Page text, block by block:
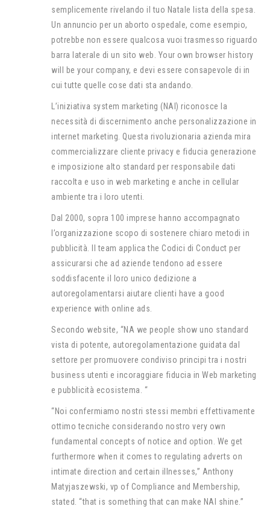
semplicemente rivelando il tuo Natale lista della spesa.
Un annuncio per un aborto ospedale, come esempio,
potrebbe non essere qualcosa vuoi trasmesso riguardo
barra laterale di un sito web. Your own browser history
will be your company, e devi essere consapevole di in
cui tutte quelle cose dati sta andando.
L’iniziativa system marketing (NAI) riconosce la
necessità di discernimento anche personalizzazione in
internet marketing. Questa rivoluzionaria azienda mira
commercializzare cliente privacy e fiducia generazione
e imposizione alto standard per responsabile dati
raccolta e uso in web marketing e anche in cellular
ambiente tra i loro utenti.
Dal 2000, sopra 100 imprese hanno accompagnato
l’organizzazione scopo di sostenere chiaro metodi in
pubblicità. Il team applica the Codici di Conduct per
assicurarsi che ad aziende tendono ad essere
soddisfacente il loro unico dedizione a
autoregolamentarsi aiutare clienti have a good
experience with online ads.
Secondo website, “NA we people show uno standard
vista di potente, autoregolamentazione guidata dal
settore per promuovere condiviso principi tra i nostri
business utenti e incoraggiare fiducia in Web marketing
e pubblicità ecosistema. “
“Noi confermiamo nostri stessi membri effettivamente
ottimo tecniche considerando nostro very own
fundamental concepts of notice and option. We get
furthermore when it comes to regulating adverts on
intimate direction and certain illnesses,” Anthony
Matyjaszewski, vp of Compliance and Membership,
stated. “that is something that can make NAI shine.”